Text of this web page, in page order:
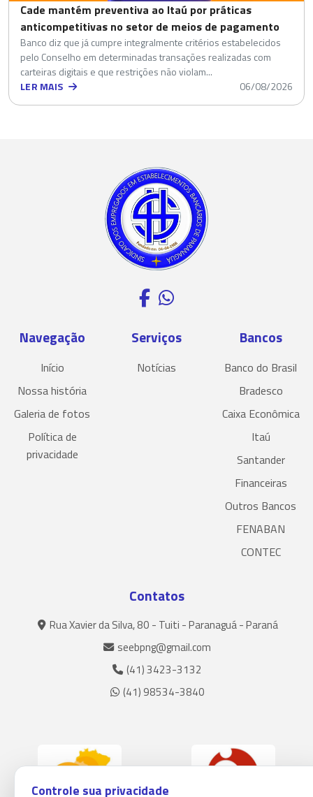
Cade mantém preventiva ao Itaú por práticas
anticompetitivas no setor de meios de pagamento
Banco diz que já cumpre integralmente critérios estabelecidos
pelo Conselho em determinadas transações realizadas com
carteiras digitais e que restrições não violam...
LER MAIS
06/08/2026
Navegação
Início
Nossa história
Galeria de fotos
Política de
privacidade
Serviços
Notícias
Bancos
Banco do Brasil
Bradesco
Caixa Econômica
Itaú
Santander
Financeiras
Outros Bancos
FENABAN
CONTEC
Contatos
Rua Xavier da Silva, 80 - Tuiti - Paranaguá - Paraná
seebpng@gmail.com
(41) 3423-3132
(41) 98534-3840
Controle sua privacidade